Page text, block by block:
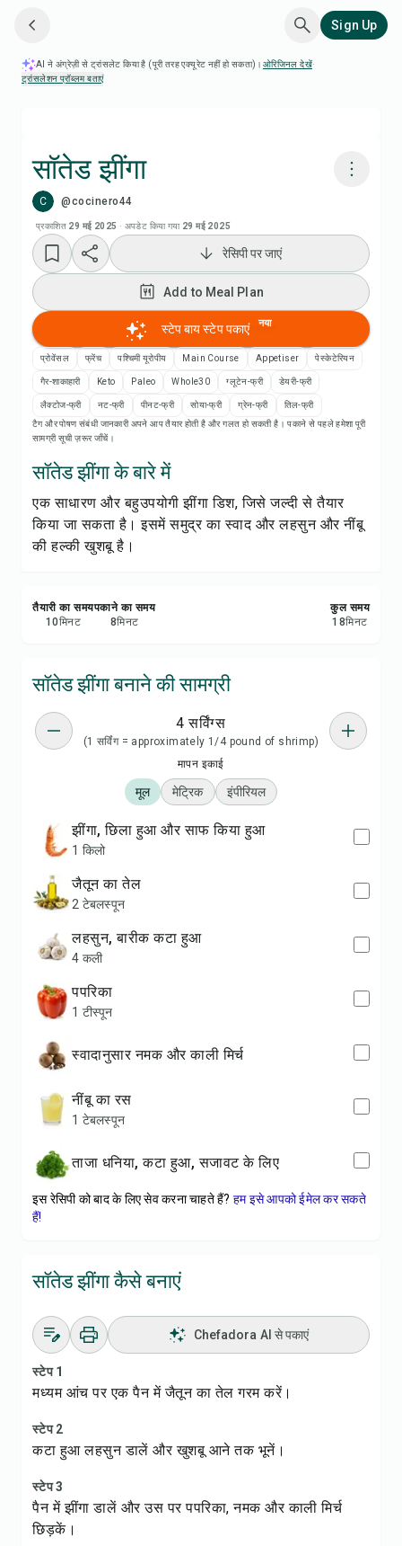
Sign Up
AI ने अंग्रेज़ी से ट्रांसलेट किया है (पूरी तरह एक्यूरेट नहीं हो सकता)। ओरिजिनल देखें·
ट्रांसलेशन प्रॉब्लम बताएं
सॉतेड झींगा
C @cocinero44
प्रकाशित 29 मई 2025 · अपडेट किया गया 29 मई 2025
Add to Meal Plan
Add to Shopping List
रेसिपी नोट्स
रेसिपी प्रिंट करें
शेयर करें
रेसिपी पर जाएं
Add to Meal Plan
स्टेप बाय स्टेप पकाएं नया
प्रोवेंसल फ्रेंच पश्चिमी यूरोपीय Main Course Appetiser पेस्केटेरियन
गैर-शाकाहारी Keto Paleo Whole30 ग्लूटेन-फ्री डेयरी-फ्री
लैक्टोज-फ्री नट-फ्री पीनट-फ्री सोया-फ्री ग्रेन-फ्री
तिल-फ्री
टैग और पोषण संबंधी जानकारी अपने आप तैयार होती है और गलत हो सकती है। पकाने से पहले हमेशा पूरी
सामग्री सूची ज़रूर जाँचें।
सॉतेड झींगा के बारे में
एक साधारण और बहुउपयोगी झींगा डिश, जिसे जल्दी से तैयार
किया जा सकता है। इसमें समुद्र का स्वाद और लहसुन और नींबू
की हल्की खुशबू है।
तैयारी का समय
10मिनट
पकाने का समय
8मिनट
कुल समय
18मिनट
सॉतेड झींगा बनाने की सामग्री
4 सर्विंग्स
(1 सर्विंग = approximately 1/4 pound of shrimp)
मापन इकाई
मूल मेट्रिक इंपीरियल
झींगा, छिला हुआ और साफ किया हुआ
1 किलो
जैतून का तेल
2 टेबलस्पून
लहसुन, बारीक कटा हुआ
4 कली
पपरिका
1 टीस्पून
स्वादानुसार नमक और काली मिर्च
नींबू का रस
1 टेबलस्पून
ताजा धनिया, कटा हुआ, सजावट के लिए
इस रेसिपी को बाद के लिए सेव करना चाहते हैं? हम इसे आपको ईमेल कर सकते
हैं!
सॉतेड झींगा कैसे बनाएं
Chefadora AI से पकाएं
स्टेप 1
मध्यम आंच पर एक पैन में जैतून का तेल गरम करें।
स्टेप 2
कटा हुआ लहसुन डालें और खुशबू आने तक भूनें।
स्टेप 3
पैन में झींगा डालें और उस पर पपरिका, नमक और काली मिर्च
छिड़कें।